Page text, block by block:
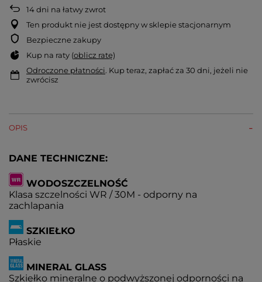
14dni na łatwy zwrot
Ten produkt nie jest dostępny w sklepie stacjonarnym
Bezpieczne zakupy
Kup na raty (oblicz ratę)
Odroczone płatności. Kup teraz, zapłać za 30 dni, jeżeli nie
zwrócisz
OPIS
DANE TECHNICZNE:
WODOSZCZELNOŚĆ
Klasa szczelności WR / 30M - odporny na
zachlapania
SZKIEŁKO
Płaskie
MINERAL GLASS
Szkiełko mineralne o podwyższonej odporności na